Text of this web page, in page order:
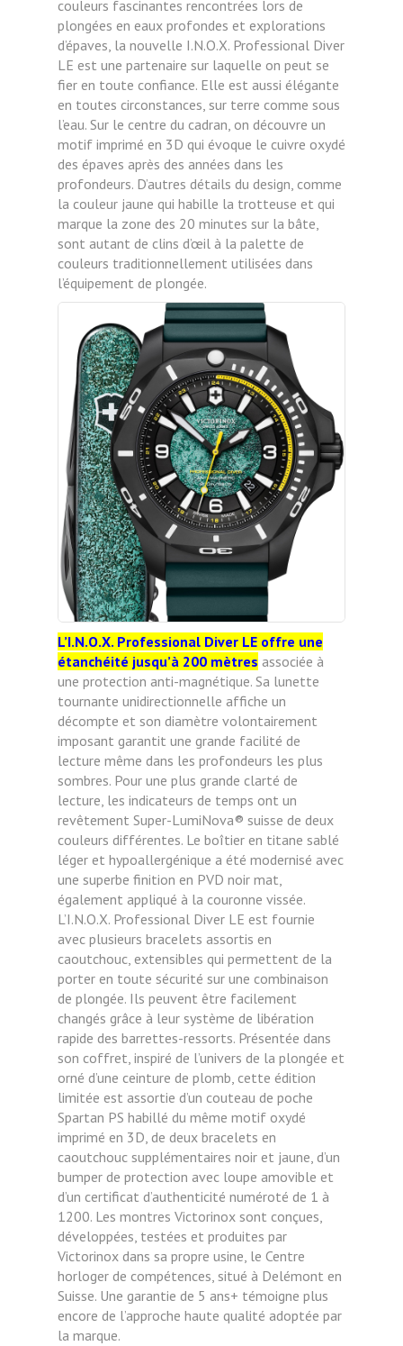
couleurs fascinantes rencontrées lors de
plongées en eaux profondes et explorations
d’épaves, la nouvelle I.N.O.X. Professional Diver
LE est une partenaire sur laquelle on peut se
fier en toute confiance. Elle est aussi élégante
en toutes circonstances, sur terre comme sous
l’eau. Sur le centre du cadran, on découvre un
motif imprimé en 3D qui évoque le cuivre oxydé
des épaves après des années dans les
profondeurs. D’autres détails du design, comme
la couleur jaune qui habille la trotteuse et qui
marque la zone des 20 minutes sur la bâte,
sont autant de clins d’œil à la palette de
couleurs traditionnellement utilisées dans
l’équipement de plongée.
L’I.N.O.X. Professional Diver LE offre une
étanchéité jusqu’à 200 mètres associée à
une protection anti-magnétique. Sa lunette
tournante unidirectionnelle affiche un
décompte et son diamètre volontairement
imposant garantit une grande facilité de
lecture même dans les profondeurs les plus
sombres. Pour une plus grande clarté de
lecture, les indicateurs de temps ont un
revêtement Super-LumiNova® suisse de deux
couleurs différentes. Le boîtier en titane sablé
léger et hypoallergénique a été modernisé avec
une superbe finition en PVD noir mat,
également appliqué à la couronne vissée.
L’I.N.O.X. Professional Diver LE est fournie
avec plusieurs bracelets assortis en
caoutchouc, extensibles qui permettent de la
porter en toute sécurité sur une combinaison
de plongée. Ils peuvent être facilement
changés grâce à leur système de libération
rapide des barrettes-ressorts. Présentée dans
son coffret, inspiré de l’univers de la plongée et
orné d’une ceinture de plomb, cette édition
limitée est assortie d’un couteau de poche
Spartan PS habillé du même motif oxydé
imprimé en 3D, de deux bracelets en
caoutchouc supplémentaires noir et jaune, d’un
bumper de protection avec loupe amovible et
d’un certificat d’authenticité numéroté de 1 à
1200. Les montres Victorinox sont conçues,
développées, testées et produites par
Victorinox dans sa propre usine, le Centre
horloger de compétences, situé à Delémont en
Suisse. Une garantie de 5 ans+ témoigne plus
encore de l’approche haute qualité adoptée par
la marque.